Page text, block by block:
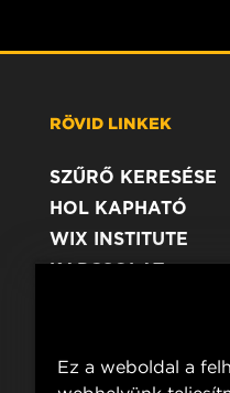
RÖVID LINKEK
SZŰRŐ KERESÉSE
HOL KAPHATÓ
WIX INSTITUTE
KAPCSOLAT
Ez a weboldal a